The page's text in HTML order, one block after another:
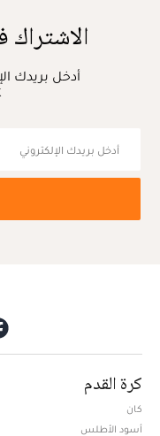
الاشتراك
أدخل بريدك
كرة القدم
كان
أسود الأطلس